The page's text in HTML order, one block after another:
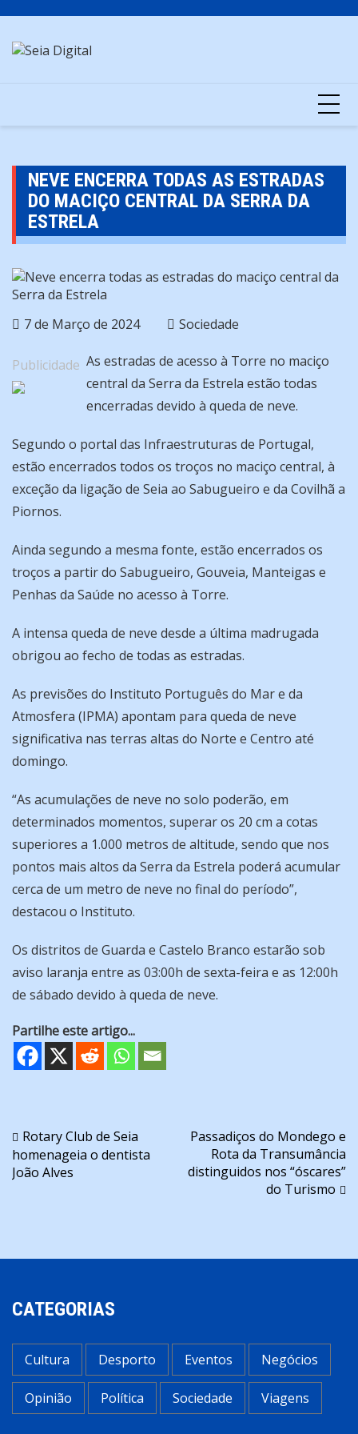
content
NEVE ENCERRA TODAS AS ESTRADAS
DO MACIÇO CENTRAL DA SERRA DA
ESTRELA
7 de Março de 2024 Sociedade
Publicidade As estradas de acesso à Torre no maciço
central da Serra da Estrela estão todas
encerradas devido à queda de neve.
Segundo o portal das Infraestruturas de Portugal,
estão encerrados todos os troços no maciço central, à
exceção da ligação de Seia ao Sabugueiro e da Covilhã a
Piornos.
Ainda segundo a mesma fonte, estão encerrados os
troços a partir do Sabugueiro, Gouveia, Manteigas e
Penhas da Saúde no acesso à Torre.
A intensa queda de neve desde a última madrugada
obrigou ao fecho de todas as estradas.
As previsões do Instituto Português do Mar e da
Atmosfera (IPMA) apontam para queda de neve
significativa nas terras altas do Norte e Centro até
domingo.
“As acumulações de neve no solo poderão, em
determinados momentos, superar os 20 cm a cotas
superiores a 1.000 metros de altitude, sendo que nos
pontos mais altos da Serra da Estrela poderá acumular
cerca de um metro de neve no final do período”,
destacou o Instituto.
Os distritos de Guarda e Castelo Branco estarão sob
aviso laranja entre as 03:00h de sexta-feira e as 12:00h
de sábado devido à queda de neve.
Partilhe este artigo...
Navegação
de
Rotary Club de Seia
homenageia o dentista
João Alves
Passadiços do Mondego e
Rota da Transumância
distinguidos nos “óscares”
do Turismo
CATEGORIAS
Cultura Desporto Eventos Negócios
Opinião Política Sociedade Viagens